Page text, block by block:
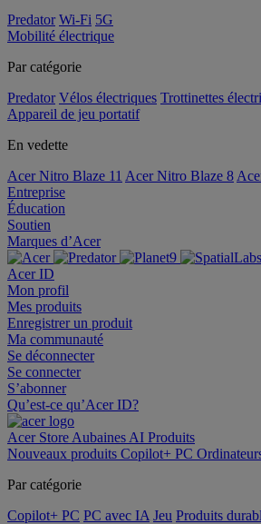
Predator Wi-Fi 5G
Mobilité électrique
Par catégorie
Predator Vélos électriques Trottinettes
Appareil de jeu portatif
En vedette
Acer Nitro Blaze 11 Acer Nitro Blaze 8
Entreprise
Éducation
Soutien
Marques d’Acer
Acer ID
Mon profil
Mes produits
Enregistrer un produit
Ma communauté
Se déconnecter
Se connecter
S’abonner
Qu’est-ce qu’Acer ID?
Acer Store Aubaines AI Produits
Nouveaux produits Copilot+ PC
Par catégorie
Copilot+ PC PC avec IA Jeu Produits